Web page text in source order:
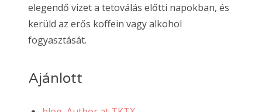
elegendő vizet a tetoválás előtti napokban, és
kerüld az erős koffein vagy alkohol
fogyasztását.
Ajánlott